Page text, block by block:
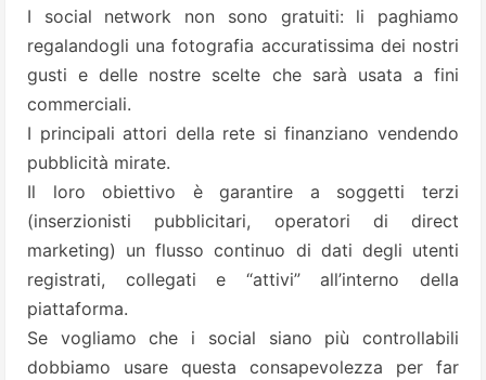
I social network non sono gratuiti: li paghiamo
regalandogli una fotografia accuratissima dei nostri
gusti e delle nostre scelte che sarà usata a fini
commerciali.
I principali attori della rete si finanziano vendendo
pubblicità mirate.
Il loro obiettivo è garantire a soggetti terzi
(inserzionisti pubblicitari, operatori di direct
marketing) un flusso continuo di dati degli utenti
registrati, collegati e “attivi” all’interno della
piattaforma.
Se vogliamo che i social siano più controllabili
dobbiamo usare questa consapevolezza per far